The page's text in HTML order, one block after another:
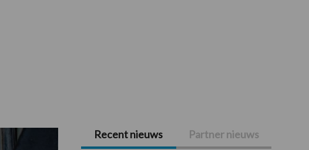
Primaire
Recent nieuws Partner nieuws